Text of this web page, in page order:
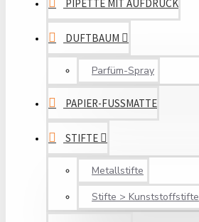
PIPETTE MIT AUFDRUCK
DUFTBAUM
Parfüm-Spray
PAPIER-FUSSMATTE
STIFTE
Metallstifte
Stifte > Kunststoffstifte